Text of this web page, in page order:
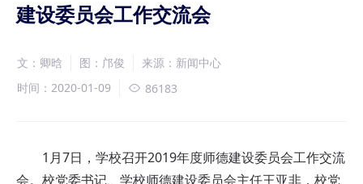
建设委员会工作交流会
文：卿晗 图：邝俊
来源：新闻中心
时间：2020-01-09
86183
1月7日，学校召开2019年度师德建设委员会工作交流
会。校党委书记、学校师德建设委员会主任王亚非，校党